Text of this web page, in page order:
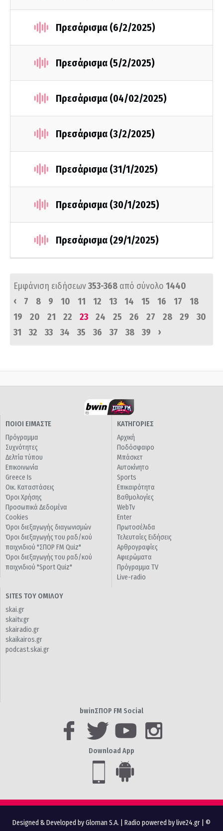
Πρεσάρισμα (6/2/2025)
Πρεσάρισμα (5/2/2025)
Πρεσάρισμα (04/02/2025)
Πρεσάρισμα (3/2/2025)
Πρεσάρισμα (31/1/2025)
Πρεσάρισμα (30/1/2025)
Πρεσάρισμα (29/1/2025)
Εμφάνιση ειδήσεων353-368 από σύνολο 1440
‹
7 8 9 10 11 12 13 14 15 16 17
18
19
20 21 22 23 24 25 26 27 28 29
30
31
32 33 34 35 36 37 38 39 ›
ΠΟΙΟΙ ΕΙΜΑΣΤΕ
Πρόγραμμα
Συχνότητες
Δελτία τύπου
Επικοινωνία
Greece Is
Οικ. Καταστάσεις
Όροι Χρήσης
Προσωπικά Δεδομένα
Cookies
Όροι διεξαγωγής διαγωνισμών
Όροι διεξαγωγής του ραδ/κού
παιχνιδιού "ΣΠΟΡ FM Quiz"
Όροι διεξαγωγής του ραδ/κού
παιχνιδιού "Sport Quiz"
ΚΑΤΗΓΟΡΙΕΣ
Αρχική
Ποδόσφαιρο
Μπάσκετ
Αυτοκίνητο
Sports
Επικαιρότητα
Βαθμολογίες
WebTv
Enter
Πρωτοσέλιδα
Τελευταίες Ειδήσεις
Αρθρογραφίες
Αφιερώματα
Πρόγραμμα TV
Live-radio
SITES ΤΟΥ ΟΜΙΛΟΥ
skai.gr
skaitv.gr
skairadio.gr
skaikairos.gr
podcast.skai.gr
bwinΣΠΟΡ FM Social
Download App
Designed & Developed by Gloman S.A. Radio powered by live24.gr | ©